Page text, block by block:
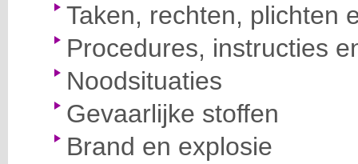
Taken, rechten, plichten
Procedures, instructies
Noodsituaties
Gevaarlijke stoffen
Brand en explosie